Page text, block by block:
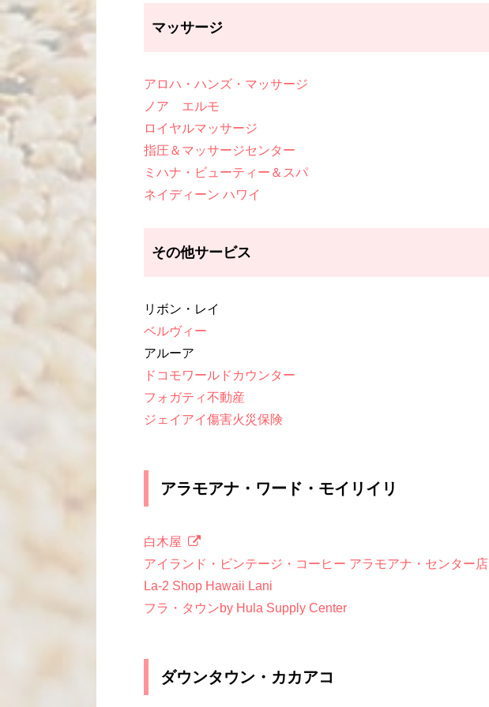
マッサージ
アロハ・ハンズ・マッサージ
ノア エルモ
ロイヤルマッサージ
指圧＆マッサージセンター
ミハナ・ビューティー＆スパ
ネイディーン ハワイ
その他サービス
リボン・レイ
ベルヴィー
アルーア
ドコモワールドカウンター
フォガティ不動産
ジェイアイ傷害火災保険
アラモアナ・ワード・モイリイリ
白木屋
アイランド・ビンテージ・コーヒー アラモアナ・センター店
La-2 Shop Hawaii Lani
フラ・タウンby Hula Supply Center
ダウンタウン・カカアコ